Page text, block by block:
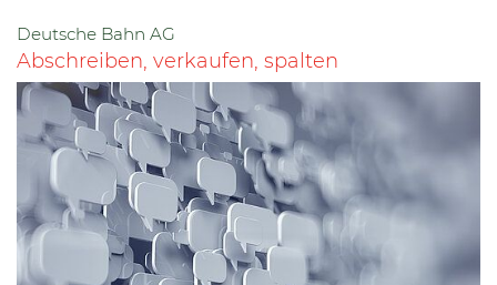
Deutsche Bahn AG
Abschreiben, verkaufen, spalten